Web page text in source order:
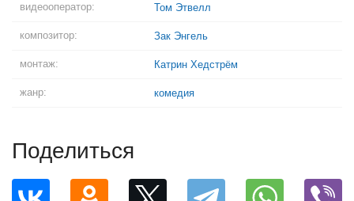
видеооператор: Том Этвелл
композитор: Зак Энгель
монтаж: Катрин Хедстрём
жанр: комедия
Поделиться